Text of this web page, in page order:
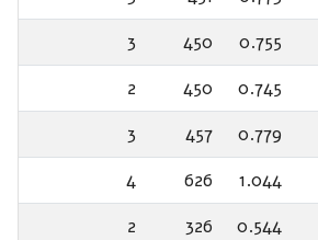
0.755
450
3
0.745
450
2
0.779
457
3
1.044
626
4
0.544
326
2